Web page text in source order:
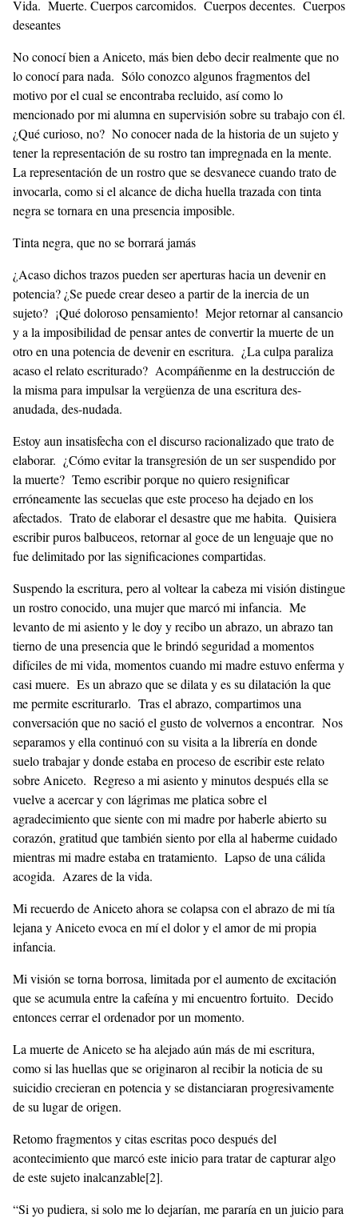
Vida. Muerte. Cuerpos carcomidos. Cuerpos decentes. Cuerpos
deseantes
No conocí bien a Aniceto, más bien debo decir realmente que no
lo conocí para nada. Sólo conozco algunos fragmentos del
motivo por el cual se encontraba recluido, así como lo
mencionado por mi alumna en supervisión sobre su trabajo con él.
¿Qué curioso, no? No conocer nada de la historia de un sujeto y
tener la representación de su rostro tan impregnada en la mente.
La representación de un rostro que se desvanece cuando trato de
invocarla, como si el alcance de dicha huella trazada con tinta
negra se tornara en una presencia imposible.
Tinta negra, que no se borrará jamás
¿Acaso dichos trazos pueden ser aperturas hacia un devenir en
potencia? ¿Se puede crear deseo a partir de la inercia de un
sujeto? ¡Qué doloroso pensamiento! Mejor retornar al cansancio
y a la imposibilidad de pensar antes de convertir la muerte de un
otro en una potencia de devenir en escritura. ¿La culpa paraliza
acaso el relato escriturado? Acompáñenme en la destrucción de
la misma para impulsar la vergüenza de una escritura des-
anudada, des-nudada.
Estoy aun insatisfecha con el discurso racionalizado que trato de
elaborar. ¿Cómo evitar la transgresión de un ser suspendido por
la muerte? Temo escribir porque no quiero resignificar
erróneamente las secuelas que este proceso ha dejado en los
afectados. Trato de elaborar el desastre que me habita. Quisiera
escribir puros balbuceos, retornar al goce de un lenguaje que no
fue delimitado por las significaciones compartidas.
Suspendo la escritura, pero al voltear la cabeza mi visión distingue
un rostro conocido, una mujer que marcó mi infancia. Me
levanto de mi asiento y le doy y recibo un abrazo, un abrazo tan
tierno de una presencia que le brindó seguridad a momentos
difíciles de mi vida, momentos cuando mi madre estuvo enferma y
casi muere. Es un abrazo que se dilata y es su dilatación la que
me permite escriturarlo. Tras el abrazo, compartimos una
conversación que no sació el gusto de volvernos a encontrar. Nos
separamos y ella continuó con su visita a la librería en donde
suelo trabajar y donde estaba en proceso de escribir este relato
sobre Aniceto. Regreso a mi asiento y minutos después ella se
vuelve a acercar y con lágrimas me platica sobre el
agradecimiento que siente con mi madre por haberle abierto su
corazón, gratitud que también siento por ella al haberme cuidado
mientras mi madre estaba en tratamiento. Lapso de una cálida
acogida. Azares de la vida.
Mi recuerdo de Aniceto ahora se colapsa con el abrazo de mi tía
lejana y Aniceto evoca en mí el dolor y el amor de mi propia
infancia.
Mi visión se torna borrosa, limitada por el aumento de excitación
que se acumula entre la cafeína y mi encuentro fortuito. Decido
entonces cerrar el ordenador por un momento.
La muerte de Aniceto se ha alejado aún más de mi escritura,
como si las huellas que se originaron al recibir la noticia de su
suicidio crecieran en potencia y se distanciaran progresivamente
de su lugar de origen.
Retomo fragmentos y citas escritas poco después del
acontecimiento que marcó este inicio para tratar de capturar algo
de este sujeto inalcanzable[2].
“Si yo pudiera, si solo me lo dejarían, me pararía en un juicio para